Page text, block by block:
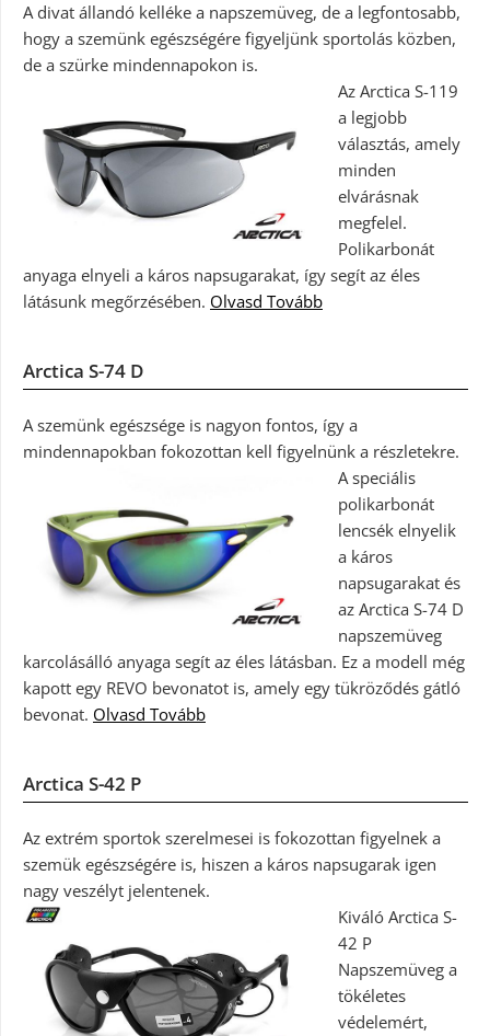
A divat állandó kelléke a napszemüveg, de a legfontosabb,
hogy a szemünk egészségére figyeljünk sportolás közben,
de a szürke mindennapokon is.
Az Arctica S-119
a legjobb
választás, amely
minden
elvárásnak
megfelel.
Polikarbonát
anyaga elnyeli a káros napsugarakat, így segít az éles
látásunk megőrzésében. Olvasd Tovább
Arctica S-74 D
A szemünk egészsége is nagyon fontos, így a
mindennapokban fokozottan kell figyelnünk a részletekre.
A speciális
polikarbonát
lencsék elnyelik
a káros
napsugarakat és
az Arctica S-74 D
napszemüveg
karcolásálló anyaga segít az éles látásban. Ez a modell még
kapott egy REVO bevonatot is, amely egy tükröződés gátló
bevonat. Olvasd Tovább
Arctica S-42 P
Az extrém sportok szerelmesei is fokozottan figyelnek a
szemük egészségére is, hiszen a káros napsugarak igen
nagy veszélyt jelentenek.
Kiváló Arctica S-
42 P
Napszemüveg a
tökéletes
védelemért,